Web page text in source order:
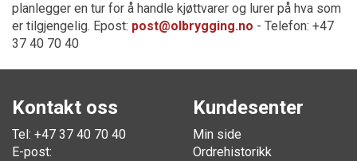
planlegger en tur for å handle kjøttvarer og lurer på hva som
er tilgjengelig. Epost: post@olbrygging.no - Telefon: +47
37 40 70 40
Kontakt oss
Tel: +47 37 40 70 40
E-post:
Kundesenter
Min side
Ordrehistorikk